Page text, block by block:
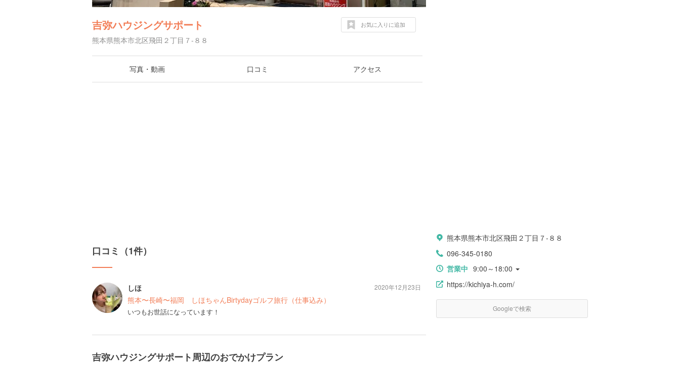
吉弥ハウジングサポート
熊本県熊本市北区飛田２丁目７-８８
お気に入りに追加
写真・動画 口コミ アクセス
口コミ（1件）
しほ
熊本〜長崎〜福岡 しほちゃんBirtydayゴルフ旅行（仕事込み）
いつもお世話になっています！
2020年12月23日
吉弥ハウジングサポート周辺のおでかけプラン
熊本県熊本市北区飛田２丁目７-８８
096-345-0180
営業中 9:00～18:00
https://kichiya-h.com/
Googleで検索